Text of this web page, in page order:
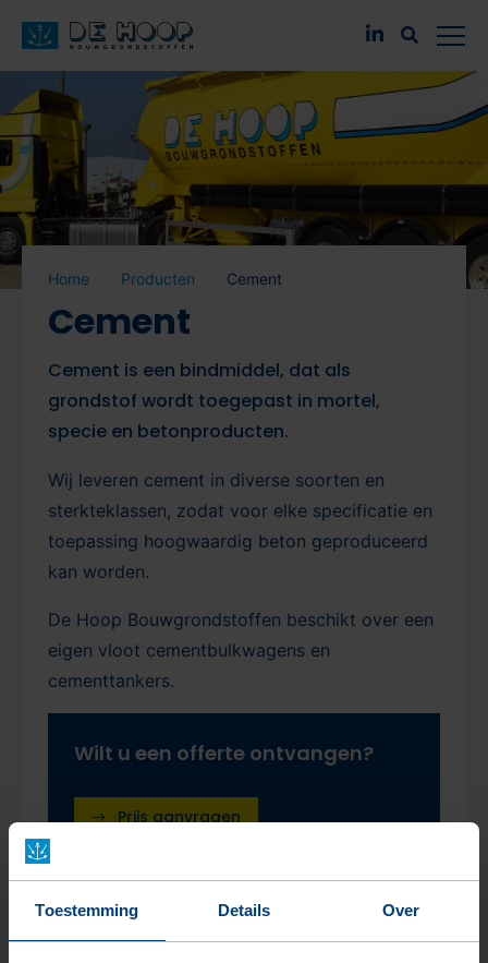
Toestemming Details Over
Home Producten Cement
Cement
Cement is een bindmiddel, dat als
grondstof wordt toegepast in mortel,
specie en betonproducten.
Wij leveren cement in diverse soorten en
sterkteklassen, zodat voor elke specificatie en
toepassing hoogwaardig beton geproduceerd
kan worden.
De Hoop Bouwgrondstoffen beschikt over een
eigen vloot cementbulkwagens en
cementtankers.
Wilt u een offerte ontvangen?
Prijs aanvragen